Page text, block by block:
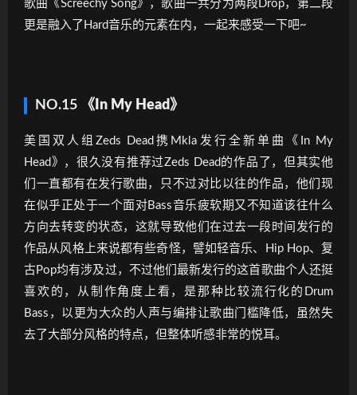
歌曲《Screechy Song》，歌曲一共分为两段Drop，第二段
更是融入了Hard音乐的元素在内，一起来感受一下吧~
NO.15 《In My Head》
美国双人组Zeds Dead携Mkla发行全新单曲《In My
Head》，很久没有推荐过Zeds Dead的作品了，但其实他
们一直都有在发行歌曲，只不过对比以往的作品，他们现
在似乎正处于一个面对Bass音乐疲软期又不知道该往什么
方向去转变的状态，这就导致他们在过去一段时间发行的
作品从风格上来说都有些奇怪，譬如轻音乐、Hip Hop、复
古Pop均有涉及过，不过他们最新发行的这首歌曲个人还挺
喜欢的，从制作角度上看，是那种比较流行化的Drum
Bass，以更为大众的人声与编排让歌曲门槛降低，虽然失
去了大部分风格的特点，但整体听感非常的悦耳。